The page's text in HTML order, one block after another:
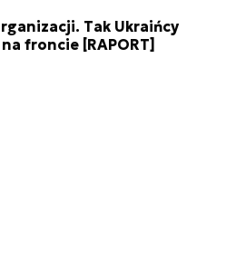
Tak Ukraińcy
froncie [RAPORT]